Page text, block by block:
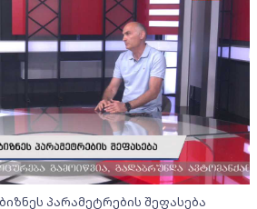
პარამეტრების შეფასება